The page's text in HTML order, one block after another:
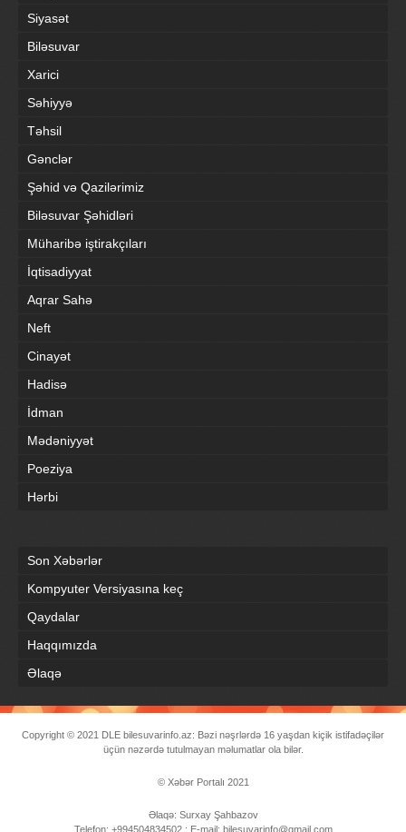
Siyasət
Biləsuvar
Xarici
Səhiyyə
Təhsil
Gənclər
Şəhid və Qazilərimiz
Biləsuvar Şəhidləri
Müharibə iştirakçıları
İqtisadiyyat
Aqrar Sahə
Neft
Cinayət
Hadisə
İdman
Mədəniyyət
Poeziya
Hərbi
Son Xəbərlər
Kompyuter Versiyasına keç
Qaydalar
Haqqımızda
Əlaqə
Copyright © 2021 DLE bilesuvarinfo.az: Bəzi nəşrlərdə 16 yaşdan kiçik istifadəçilər
üçün nəzərdə tutulmayan məlumatlar ola bilər.
© Xəbər Portalı 2021
Əlaqə: Surxay Şahbazov
Telefon: +994504834502 ; E-mail: bilesuvarinfo@gmail.com